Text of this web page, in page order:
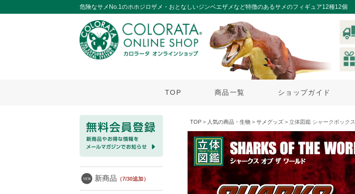
危険なサメNo.1のホホジロザメ・おとなしいジンベエザメなど特徴のあるサメのフィギュア12種12個
TOP 商品一覧 ショップガイド
新商品 （7/30追加）
TOP > 人気の商品・生物 > サメグッズ > 立体図鑑 シャークボックス